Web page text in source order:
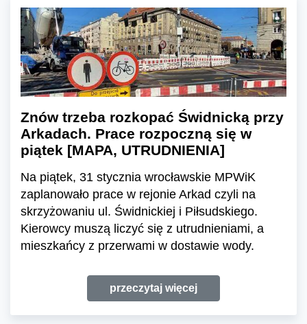
Znów trzeba rozkopać Świdnicką przy
Arkadach. Prace rozpoczną się w
piątek [MAPA, UTRUDNIENIA]
Na piątek, 31 stycznia wrocławskie MPWiK
zaplanowało prace w rejonie Arkad czyli na
skrzyżowaniu ul. Świdnickiej i Piłsudskiego.
Kierowcy muszą liczyć się z utrudnieniami, a
mieszkańcy z przerwami w dostawie wody.
przeczytaj więcej